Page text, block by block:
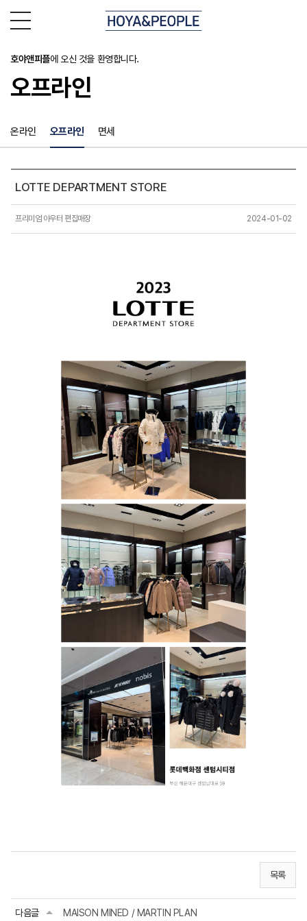
호야앤피플에 오신 것을 환영합니다.
오프라인
온라인 오프라인 면세
LOTTE DEPARTMENT STORE
프리미엄 아우터 편집매장 2024-01-02
목록
다음글 MAISON MINED / MARTIN PLAN